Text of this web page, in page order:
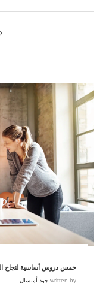
خمس دروس أساسية لنجاح
written by جود أونسال